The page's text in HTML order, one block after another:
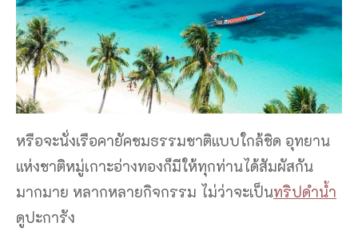
หรือจะนั่งเรือคายัคชมธรรมชาติแบบใกล้ชิด อุทยาน
แห่งชาติหมู่เกาะอ่างทองก็มีให้ทุกท่านได้สัมผัสกัน
มากมาย หลากหลายกิจกรรม ไม่ว่าจะเป็นทริปดำน้ำ
ดูปะการัง